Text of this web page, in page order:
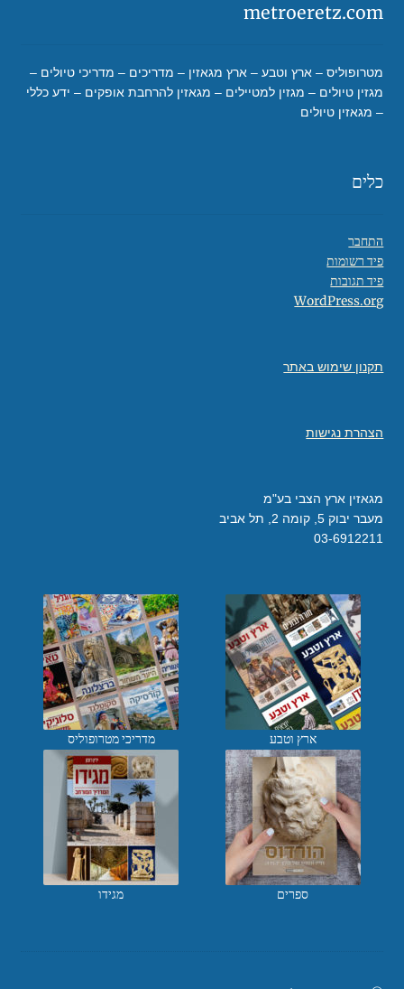
metroeretz.com
מטרופוליס – ארץ וטבע – ארץ מגאזין – מדריכים – מדריכי טיולים –
מגזין טיולים – מגזין למטיילים – מגאזין להרחבת אופקים – ידע כללי
– מגאזין טיולים
כלים
התחבר
פיד רשומות
פיד תגובות
WordPress.org
תקנון שימוש באתר
הצהרת נגישות
מגאזין ארץ הצבי בע"מ
מעבר יבוק 5, קומה 2, תל אביב
03-6912211
ארץ וטבע מדריכי מטרופוליס
ספרים מגידו